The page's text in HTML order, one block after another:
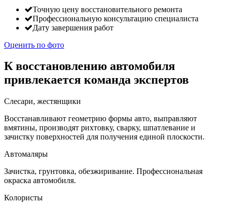
Точную цену восстановительного ремонта
Профессиональную консультацию специалиста
Дату завершения работ
Оценить по фото
К восстановлению автомобиля
привлекается команда экспертов
Слесари, жестянщики
Восстанавливают геометрию формы авто, выправляют
вмятины, производят рихтовку, сварку, шпатлевание и
зачистку поверхностей для получения единой плоскости.
Автомаляры
Зачистка, грунтовка, обезжиривание. Профессиональная
окраска автомобиля.
Колористы